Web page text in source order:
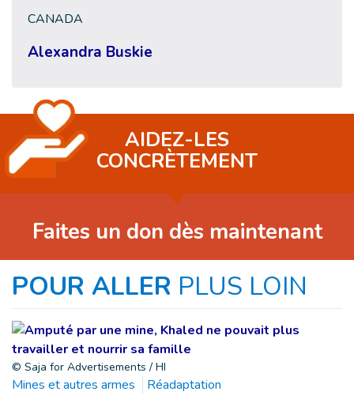
CANADA
Alexandra Buskie
AIDEZ-LES
CONCRÈTEMENT
Faites un don dès maintenant
POUR ALLER PLUS LOIN
© Saja for Advertisements / HI
Mines et autres armes Réadaptation